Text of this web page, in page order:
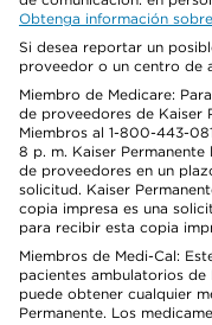
Obtenga información
Si desea reportar un
proveedor o un centro de
Miembro de Medicare:
de proveedores de Kaiser
Miembros al 1-800-443-
8 p. m. Kaiser
de proveedores en un
solicitud. Kaiser
copia impresa es una
para recibir esta copia
Miembros de Medi-Cal:
pacientes ambulatorios de
puede obtener cualquier
Permanente. Los